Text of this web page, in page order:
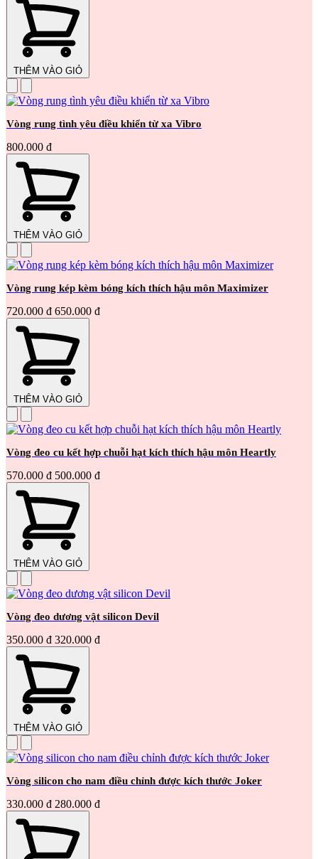
THÊM VÀO GIỎ
Vòng rung tình yêu điều khiển từ xa Vibro
800.000 đ
THÊM VÀO GIỎ
Vòng rung kép kèm bóng kích thích hậu môn Maximizer
720.000 đ 650.000 đ
THÊM VÀO GIỎ
Vòng đeo cu kết hợp chuỗi hạt kích thích hậu môn Heartly
570.000 đ 500.000 đ
THÊM VÀO GIỎ
Vòng đeo dương vật silicon Devil
350.000 đ 320.000 đ
THÊM VÀO GIỎ
Vòng silicon cho nam điều chỉnh được kích thước Joker
330.000 đ 280.000 đ